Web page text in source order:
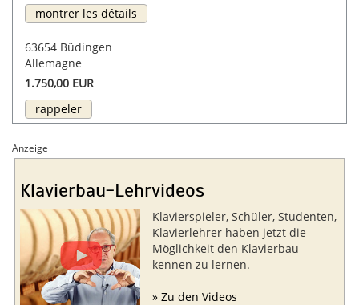
montrer les détails
63654 Büdingen
Allemagne
1.750,00 EUR
rappeler
Anzeige
Klavierbau-Lehrvideos
Klavierspieler, Schüler, Studenten,
Klavierlehrer haben jetzt die
Möglichkeit den Klavierbau
kennen zu lernen.
» Zu den Videos